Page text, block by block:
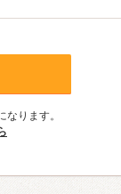
ります。